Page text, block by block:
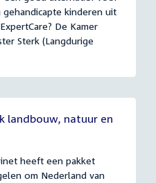
kinderen uit
De Kamer
Sterk (Langdurige
landbouw, natuur en
heeft een pakket
om Nederland van